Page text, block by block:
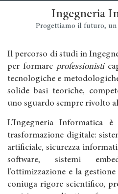
Ingegneria
Progettiamo il futuro,
Il percorso di studi in
per formare professionisti
tecnologiche e
solide basi teoriche,
uno sguardo sempre rivolto
L’Ingegneria Informatica
trasformazione digitale:
artificiale, sicurezza
software, sistemi
l’ottimizzazione e la
coniuga rigore scientifico,